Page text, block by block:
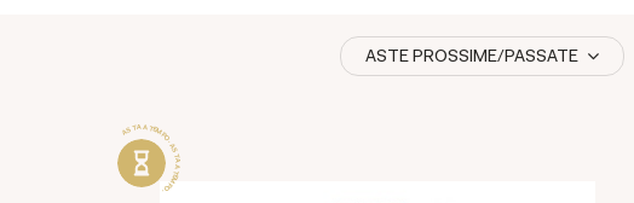
ASTE PROSSIME/PASSATE
ASTA A TEMPO . ASTA A TEMPO .